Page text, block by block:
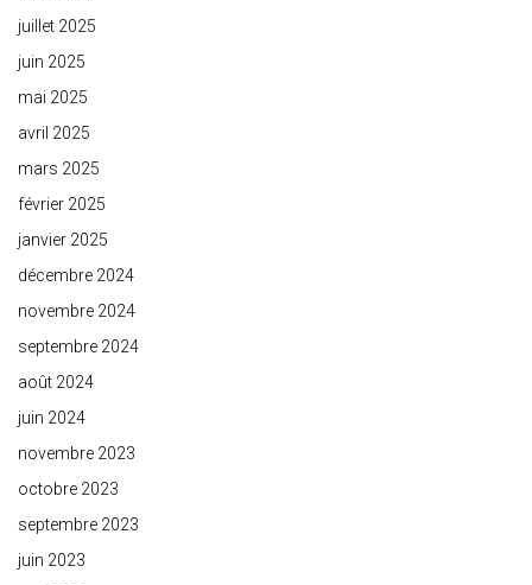
juillet 2025
juin 2025
mai 2025
avril 2025
mars 2025
février 2025
janvier 2025
décembre 2024
novembre 2024
septembre 2024
août 2024
juin 2024
novembre 2023
octobre 2023
septembre 2023
juin 2023